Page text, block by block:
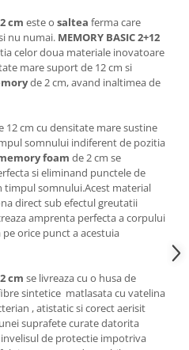
cm este o saltea ferma care
nu numai. MEMORY BASIC 2+12
celor doua materiale inovatoare
mare suport de 12 cm si
de 2 cm, avand inaltimea de
cm cu densitate mare sustine
somnului indiferent de pozitia
foam de 2 cm se
si eliminand punctele de
somnului.Acest material
direct sub efectul greutatii
amprenta perfecta a corpului
orice punct a acestuia
cm se livreaza cu o husa de
sintetice matlasata cu vatelina
, atistatic si corect aerisit
suprafete curate datorita
de protectie impotriva